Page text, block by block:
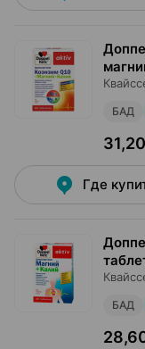
БАД
Где
БАД